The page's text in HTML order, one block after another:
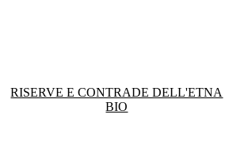
RISERVE E CONTRADE DELL'ETNA
BIO